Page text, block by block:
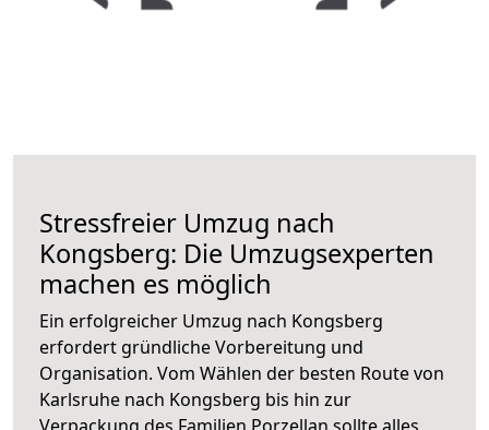
Stressfreier Umzug nach
Kongsberg: Die Umzugsexperten
machen es möglich
Ein erfolgreicher Umzug nach Kongsberg
erfordert gründliche Vorbereitung und
Organisation. Vom Wählen der besten Route von
Karlsruhe nach Kongsberg bis hin zur